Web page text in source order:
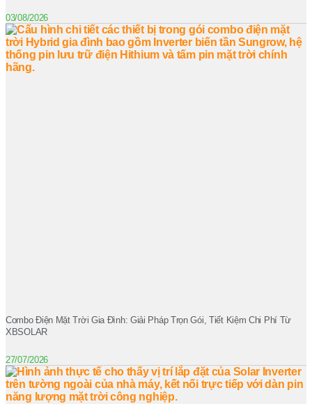
03/08/2026
Combo Điện Mặt Trời Gia Đình: Giải Pháp Trọn Gói, Tiết Kiệm Chi Phí Từ
XBSOLAR
27/07/2026